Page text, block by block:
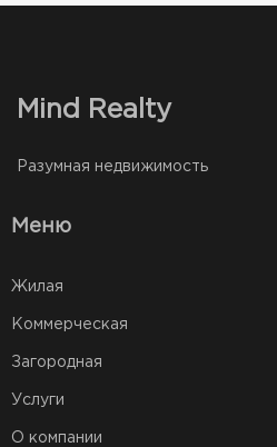
Mind Realty
Разумная недвижимость
Меню
Жилая
Коммерческая
Загородная
Услуги
О компании